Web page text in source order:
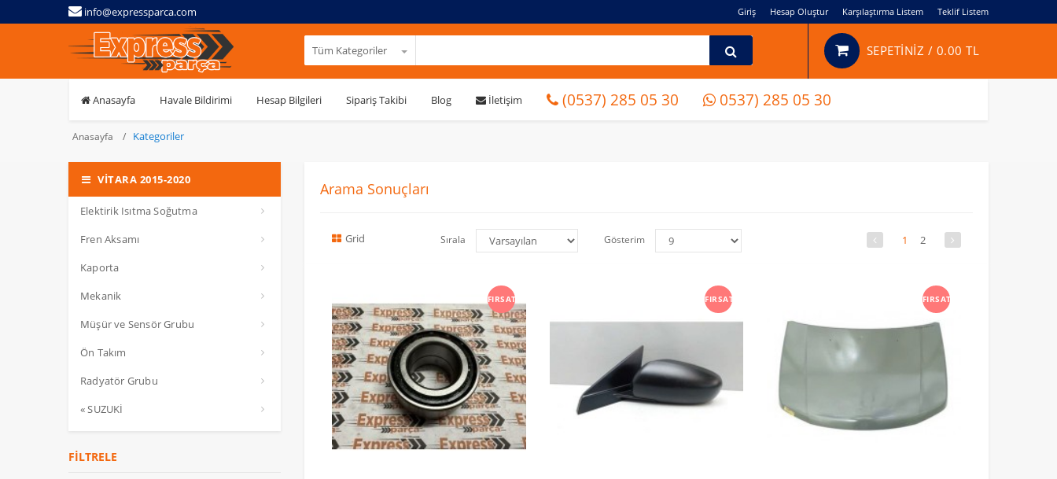
info@expressparca.com Giriş Hesap Oluştur Karşılaştırma Listem Teklif Listem
Tüm Kategoriler SEPETİNİZ / 0.00 TL
Anasayfa Havale Bildirimi Hesap Bilgileri Sipariş Takibi Blog İletişim (0537) 285 05 30 0537) 285 05 30
Anasayfa Kategoriler
VİTARA 2015-2020
Elektirik Isıtma Soğutma
Fren Aksamı
Kaporta
Mekanik
Müşür ve Sensör Grubu
Ön Takım
Radyatör Grubu
« SUZUKİ
FILTRELE
Arama Sonuçları
Grid Sırala Gösterim 1 2
FIRSAT FIRSAT FIRSAT